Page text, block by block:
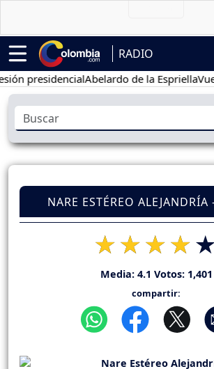
RADIO
Abelardo de la EspriellaVuelta a
NARE ESTÉREO
Media: 4.1 Votos: 1,401
compartir: